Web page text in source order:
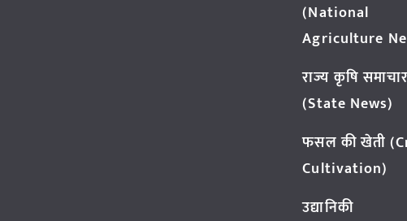
(National
Agriculture
राज्य कृषि समाचार
(State News)
फसल की खेती
Cultivation)
उद्यानिकी